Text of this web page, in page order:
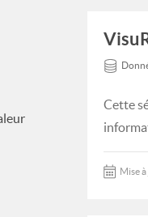
Cette
Mise